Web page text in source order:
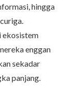
hingga
ekosistem
enggan
sekadar
panjang.